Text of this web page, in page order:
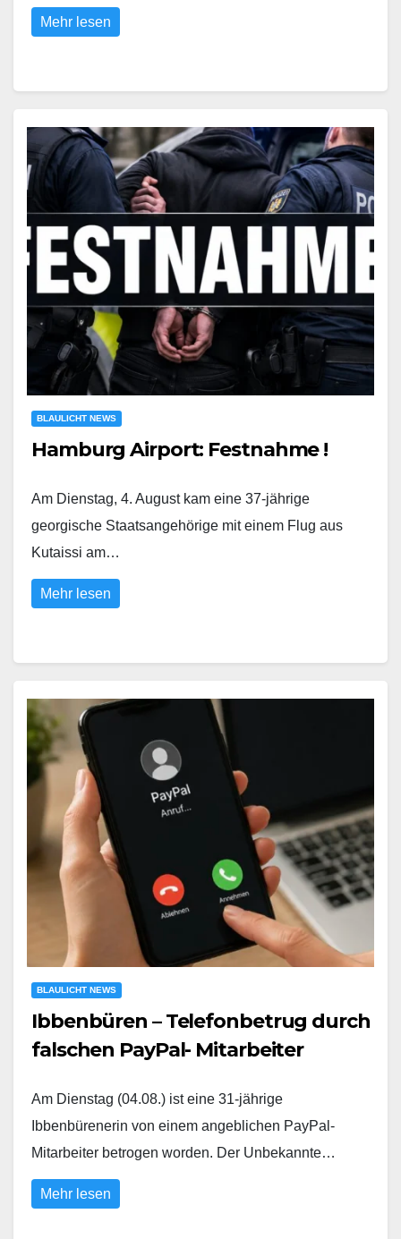
Mehr lesen
BLAULICHT NEWS
Hamburg Airport: Festnahme !
Am Dienstag, 4. August kam eine 37-jährige
georgische Staatsangehörige mit einem Flug aus
Kutaissi am…
Mehr lesen
BLAULICHT NEWS
Ibbenbüren – Telefonbetrug durch
falschen PayPal- Mitarbeiter
Am Dienstag (04.08.) ist eine 31-jährige
Ibbenbürenerin von einem angeblichen PayPal-
Mitarbeiter betrogen worden. Der Unbekannte…
Mehr lesen